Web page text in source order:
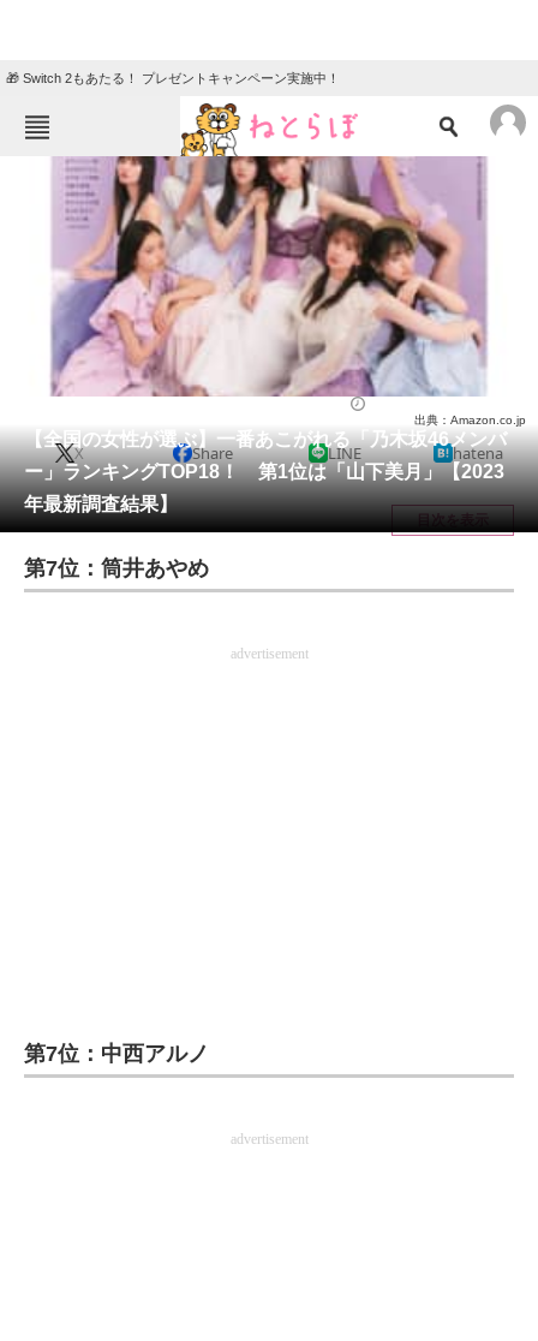
🎁 Switch 2もあたる！ プレゼントキャンペーン実施中！
ねとらぼメニュー
ニュース
クイズ
地域
教育・育児
リサーチ
会員記事
メディア
注目記事を集めた総合ページ
ITの今と未来を見通す
ITエンジニア向け専門サイト
【全国の女性が選ぶ】一番あこがれる「乃木坂46メンバ
ー」ランキングTOP18！ 第1位は「山下美月」【2023
年最新調査結果】
出典：Amazon.co.jp
X Share LINE hatena
目次を表示
第7位：筒井あやめ
advertisement
第7位：中西アルノ
advertisement